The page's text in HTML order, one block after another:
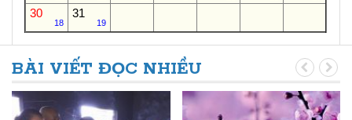
30
18
31
19
BÀI VIẾT ĐỌC NHIỀU